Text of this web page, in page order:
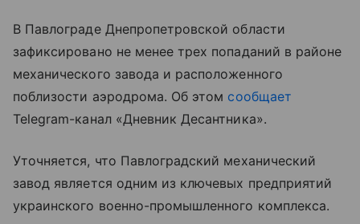
В Павлограде Днепропетровской области
зафиксировано не менее трех попаданий в районе
механического завода и расположенного
поблизости аэродрома. Об этом сообщает
Telegram-канал «Дневник Десантника».
Уточняется, что Павлоградский механический
завод является одним из ключевых предприятий
украинского военно-промышленного комплекса.